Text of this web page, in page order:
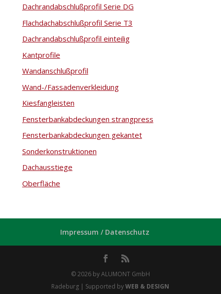
Dachrandabschlußprofil Serie DG
Flachdachabschlußprofil Serie T3
Dachrandabschlußprofil einteilig
Kantprofile
Wandanschlußprofil
Wand-/Fassadenverkleidung
Kiesfangleisten
Fensterbankabdeckungen strangpress
Fensterbankabdeckungen gekantet
Sonderkonstruktionen
Dachausstiege
Oberfläche
Impressum / Datenschutz
© 2026 by ALUMONT GmbH
Radeburg | Supported byWEB & DESIGN